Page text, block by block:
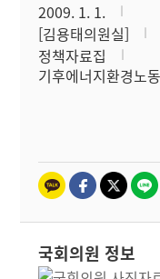
2009. 1. 1.
[김용태의원실]
정책자료집
기후에너지환경노
국회의원 정보